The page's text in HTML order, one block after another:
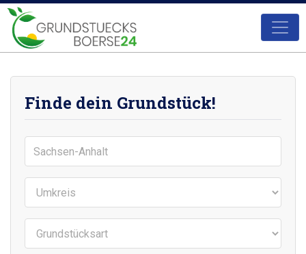
Finde dein Grundstück!